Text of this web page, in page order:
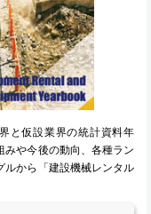
と仮設業界の統計資料年
みや今後の動向、各種ラン
ルから「建設機械レンタル